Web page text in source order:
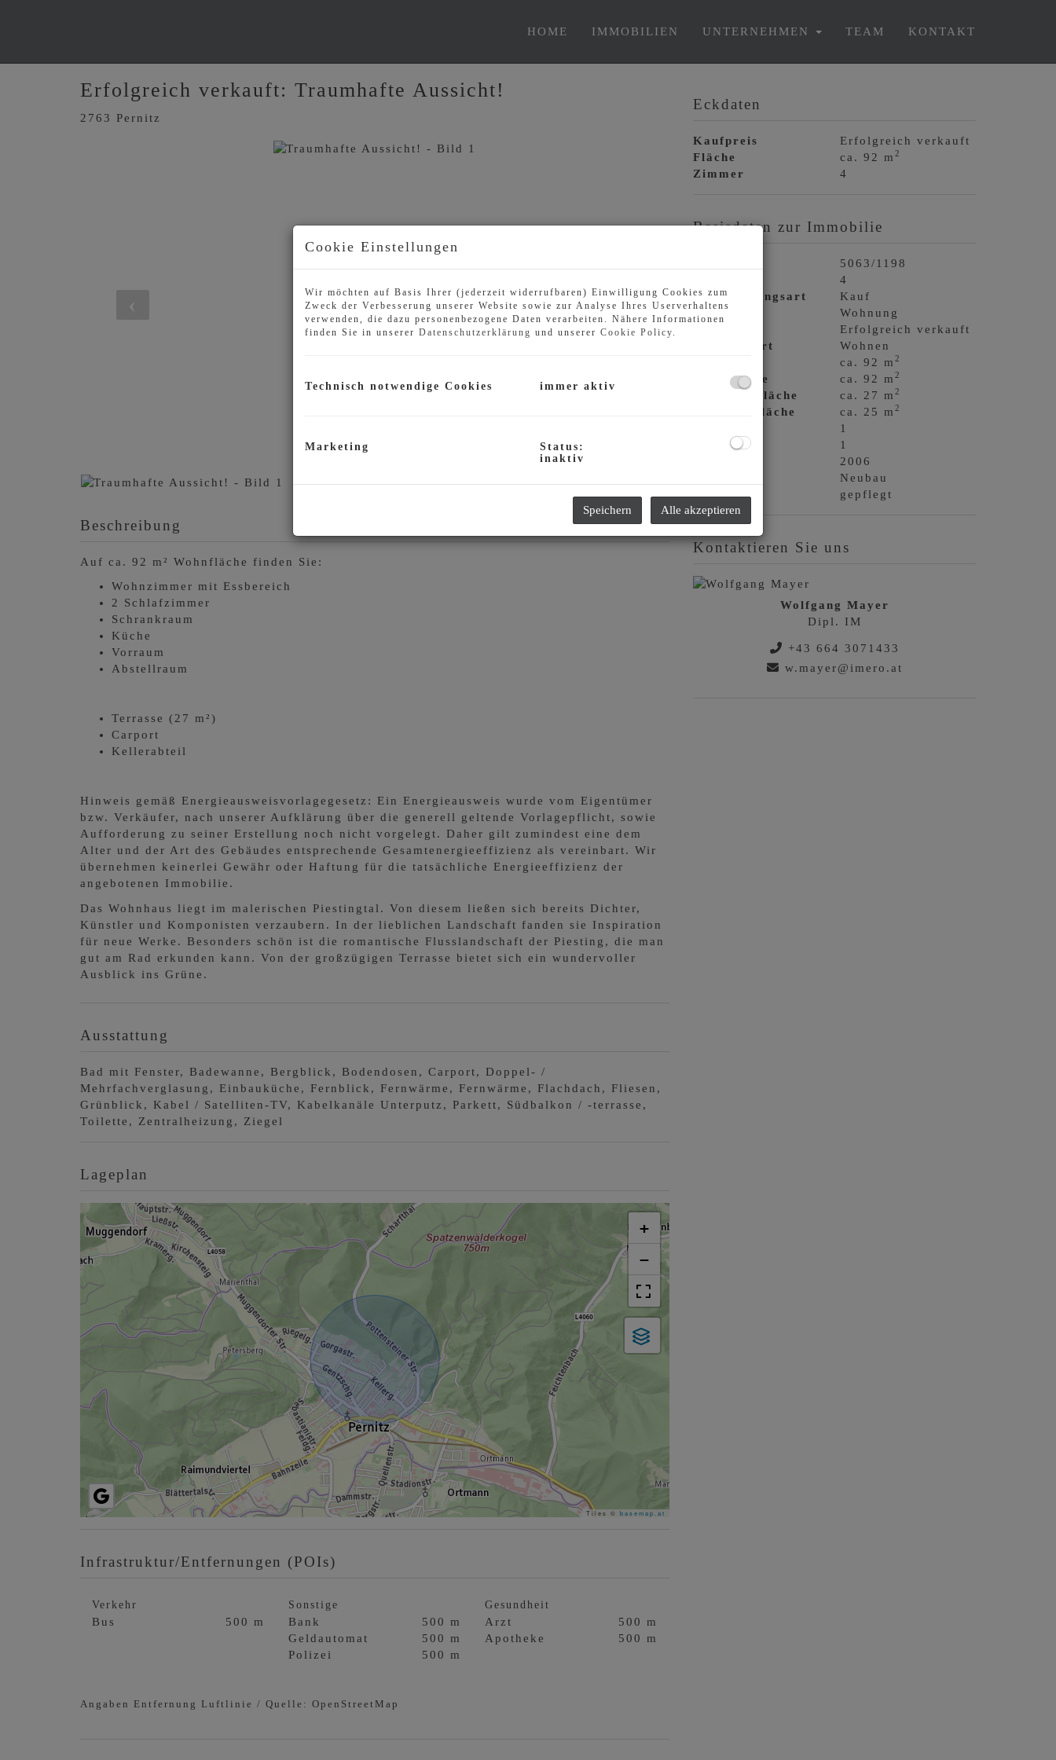
HOME IMMOBILIEN UNTERNEHMEN TEAM KONTAKT
Erfolgreich verkauft: Traumhafte Aussicht!
2763 Pernitz
Beschreibung
Auf ca. 92 m² Wohnfläche finden Sie:
Wohnzimmer mit Essbereich
2 Schlafzimmer
Schrankraum
Küche
Vorraum
Abstellraum
Terrasse (27 m²)
Carport
Kellerabteil
Hinweis gemäß Energieausweisvorlagegesetz: Ein Energieausweis wurde vom Eigentümer
bzw. Verkäufer, nach unserer Aufklärung über die generell geltende Vorlagepflicht, sowie
Aufforderung zu seiner Erstellung noch nicht vorgelegt. Daher gilt zumindest eine dem
Alter und der Art des Gebäudes entsprechende Gesamtenergieeffizienz als vereinbart. Wir
übernehmen keinerlei Gewähr oder Haftung für die tatsächliche Energieeffizienz der
angebotenen Immobilie.
Das Wohnhaus liegt im malerischen Piestingtal. Von diesem ließen sich bereits Dichter,
Künstler und Komponisten verzaubern. In der lieblichen Landschaft fanden sie Inspiration
für neue Werke. Besonders schön ist die romantische Flusslandschaft der Piesting, die man
gut am Rad erkunden kann. Von der großzügigen Terrasse bietet sich ein wundervoller
Ausblick ins Grüne.
Ausstattung
Bad mit Fenster Badewanne Bergblick Bodendosen Carport
Doppel- /
Mehrfachverglasung
Einbauküche Fernblick Fernwärme Fernwärme Flachdach
Fliesen
Grünblick
Kabel / Satelliten-TV Kabelkanäle Unterputz Parkett
Südbalkon / -terrasse
Toilette
Zentralheizung Ziegel
Lageplan
+
−
Tiles © basemap.at
Infrastruktur/Entfernungen (POIs)
Verkehr
Bus 500 m
Sonstige
Bank
500 m
Geldautomat
500 m
Polizei
500 m
Gesundheit
Arzt
500 m
Apotheke
500 m
Angaben Entfernung Luftlinie / Quelle: OpenStreetMap
Eckdaten
Kaufpreis
Erfolgreich verkauft
Fläche
ca. 92 m2
Zimmer 4
Basisdaten zur Immobilie
5063/1198
4
Vermarktungsart
Kauf
Objektart
Wohnung
Erfolgreich verkauft
Nutzungsart
Wohnen
ca. 92 m2
Wohnfläche ca. 92 m2
Terrassenfläche ca. 27 m2
Stellplatzfläche ca. 25 m2
1
Stellplätze
1
2006
Neubau
Zustand
gepflegt
Kontaktieren Sie uns
Wolfgang Mayer
Dipl. IM
+43 664 3071433
w.mayer@imero.at
Cookie Einstellungen
Wir möchten auf Basis Ihrer (jederzeit widerrufbaren) Einwilligung Cookies zum
Zweck der Verbesserung unserer Website sowie zur Analyse Ihres Userverhaltens
verwenden, die dazu personenbezogene Daten verarbeiten. Nähere Informationen
finden Sie in unserer Datenschutzerklärung und unserer Cookie Policy.
Technisch notwendige Cookies immer aktiv
Marketing
Status:
inaktiv
Speichern Alle akzeptieren